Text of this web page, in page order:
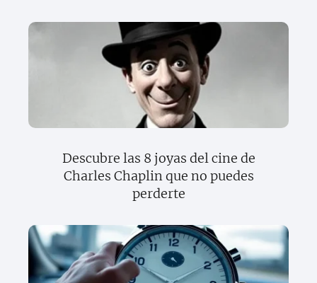
Descubre las 8 joyas del cine de
Charles Chaplin que no puedes
perderte